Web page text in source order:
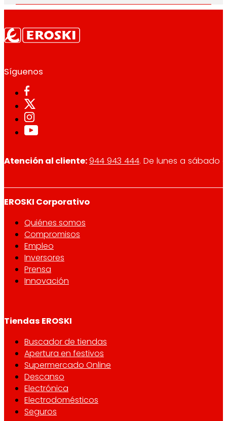
Síguenos
Atención al cliente:944 943 444. De lunes a sábado
EROSKI Corporativo
Quiénes somos
Compromisos
Empleo
Inversores
Prensa
Innovación
Tiendas EROSKI
Buscador de tiendas
Apertura en festivos
Supermercado Online
Descanso
Electrónica
Electrodomésticos
Seguros